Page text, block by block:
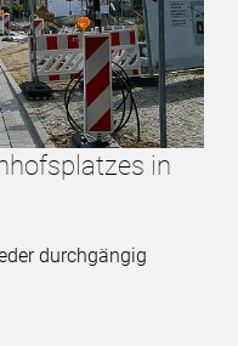
in
durchgängig